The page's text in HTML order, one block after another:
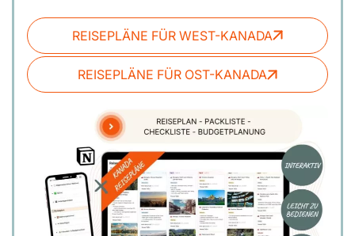
REISEPLÄNE FÜR WEST-KANADA
REISEPLÄNE FÜR OST-KANADA